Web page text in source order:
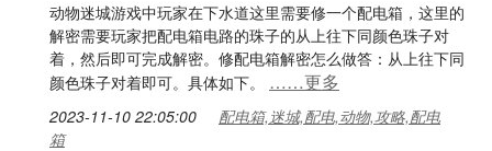
动物迷城游戏中玩家在下水道这里需要修一个配电箱，这里的
解密需要玩家把配电箱电路的珠子的从上往下同颜色珠子对
着，然后即可完成解密。修配电箱解密怎么做答：从上往下同
颜色珠子对着即可。具体如下。 ……更多
2023-11-10 22:05:00
配电箱,迷城,配电,动物,攻略,配电
箱